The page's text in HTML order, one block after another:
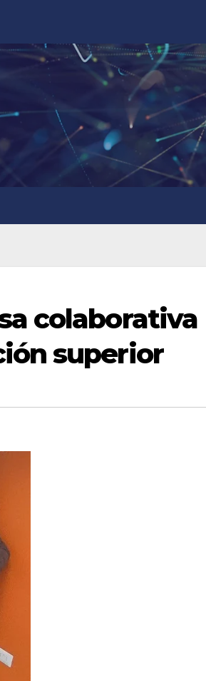
colaborativa
superior